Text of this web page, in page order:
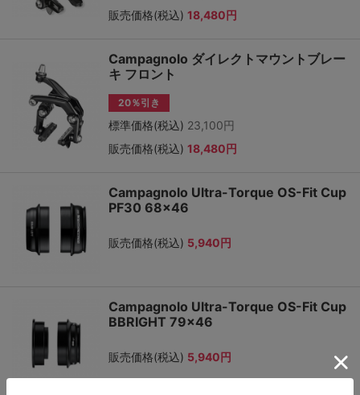
販売価格(税込) 18,480円
Campagnolo ダイレクトマウントブレー
キ フロント
20％引き
標準価格(税込) 23,100円
販売価格(税込) 18,480円
Campagnolo Ultra-Torque OS-Fit Cup
PF30 68x46
販売価格(税込) 5,940円
Campagnolo Ultra-Torque OS-Fit Cup
BBRIGHT 79x46
販売価格(税込) 5,940円